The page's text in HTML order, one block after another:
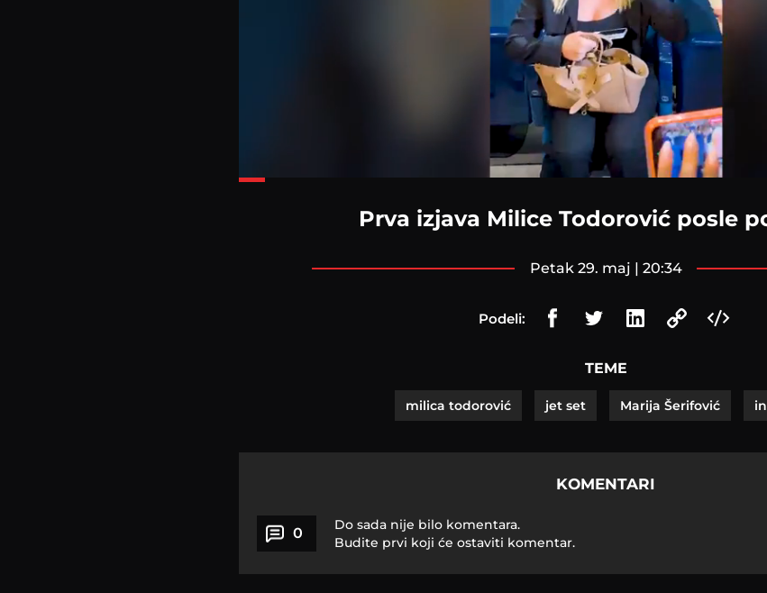
Prva izjava Milice Todorović posle
petak 29. maj | 20:34
Podeli:
TEME
milica todorović jet set Marija Šerifović
KOMENTARI
0
Do sada nije bilo komentara.
Budite prvi koji će ostaviti komentar.